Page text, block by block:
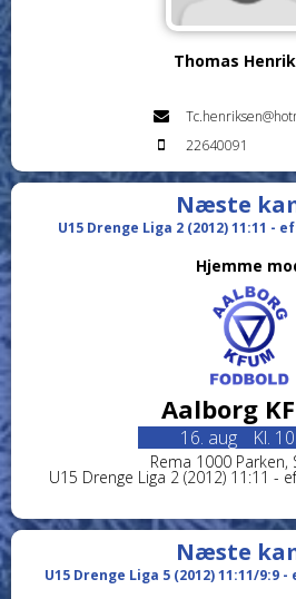
Thomas
22640091
Næste
U15 Drenge Liga 2 (2012) 11:11 -
Hjemme
Aalborg
16. aug Kl.
Rema 1000 Parken,
U15 Drenge Liga 2 (2012) 11:11 -
Næste
U15 Drenge Liga 5 (2012) 11:11/9:9